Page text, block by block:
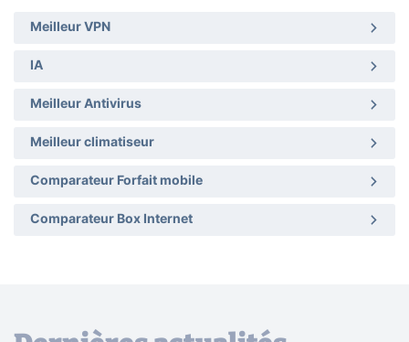
Meilleur VPN
IA
Meilleur Antivirus
Meilleur climatiseur
Comparateur Forfait mobile
Comparateur Box Internet